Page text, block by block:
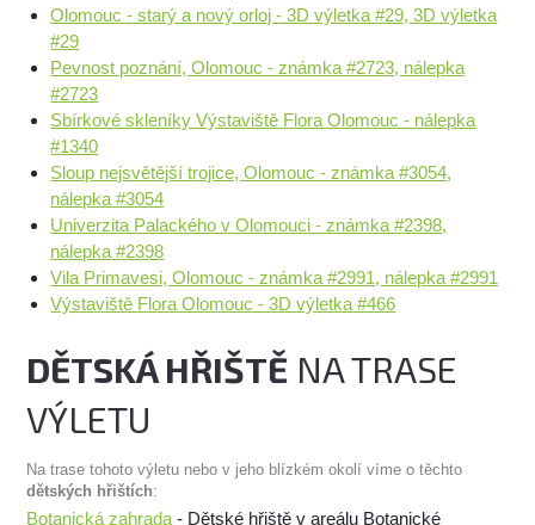
Olomouc - starý a nový orloj - 3D výletka #29, 3D výletka
#29
Pevnost poznání, Olomouc - známka #2723, nálepka
#2723
Sbírkové skleníky Výstaviště Flora Olomouc - nálepka
#1340
Sloup nejsvětější trojice, Olomouc - známka #3054,
nálepka #3054
Univerzita Palackého v Olomouci - známka #2398,
nálepka #2398
Vila Primavesi, Olomouc - známka #2991, nálepka #2991
Výstaviště Flora Olomouc - 3D výletka #466
DĚTSKÁ HŘIŠTĚ NA TRASE
VÝLETU
Na trase tohoto výletu nebo v jeho blízkém okolí víme o těchto
dětských hřištích:
Botanická zahrada - Dětské hřiště v areálu Botanické